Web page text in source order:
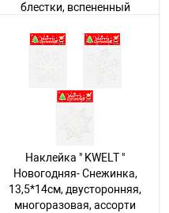
блестки, вспененный
Авторизуйтесь, чтобы
Наклейка " KWELT "
Новогодняя- Снежинка,
13,5*14см, двусторонняя,
многоразовая, ассорти